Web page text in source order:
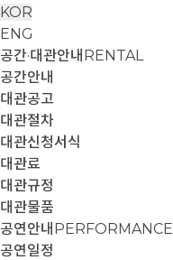
KOR
ENG
공간·대관안내 RENTAL
공간안내
대관공고
대관절차
대관신청서식
대관료
대관규정
대관물품
공연안내 PERFORMANCE
공연일정